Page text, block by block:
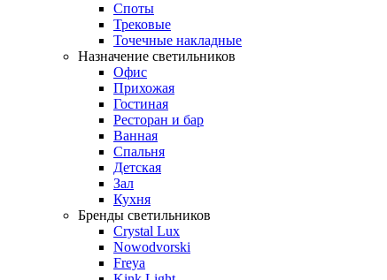
Споты
Трековые
Точечные накладные
Назначение светильников
Офис
Прихожая
Гостиная
Ресторан и бар
Ванная
Спальня
Детская
Зал
Кухня
Бренды светильников
Crystal Lux
Nowodvorski
Freya